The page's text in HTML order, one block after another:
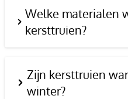
Welke materialen
kersttruien?
Zijn kersttruien
winter?